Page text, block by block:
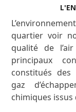
quartier voir
qualité de
principaux
constitués des
gaz
chimiques issus